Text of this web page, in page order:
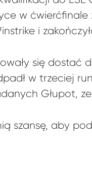
w ćwierćfinale
i
się dostać
w trzeciej
Głupot,
szansę, aby